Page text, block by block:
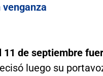
11 de septiembre
luego su